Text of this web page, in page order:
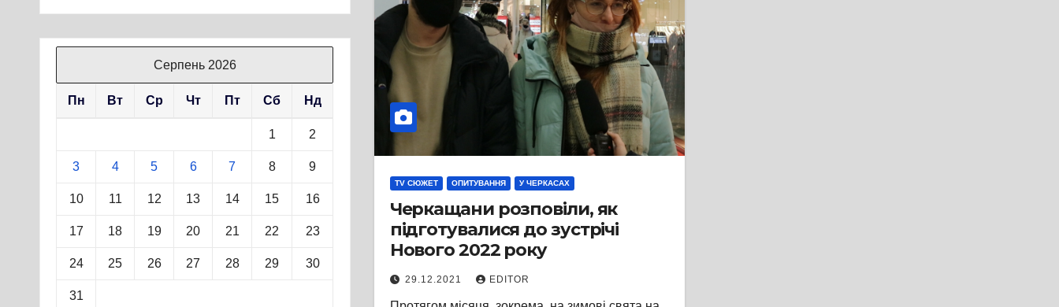
Серпень 2026
Пн Вт Ср Чт Пт Сб Нд
1 2
3 4 5 6 7 8 9
10 11 12 13 14 15 16
17 18 19 20 21 22 23
24 25 26 27 28 29 30
31
TV СЮЖЕТ ОПИТУВАННЯ У ЧЕРКАСАХ
Черкащани розповіли, як
підготувалися до зустрічі
Нового 2022 року
29.12.2021 EDITOR